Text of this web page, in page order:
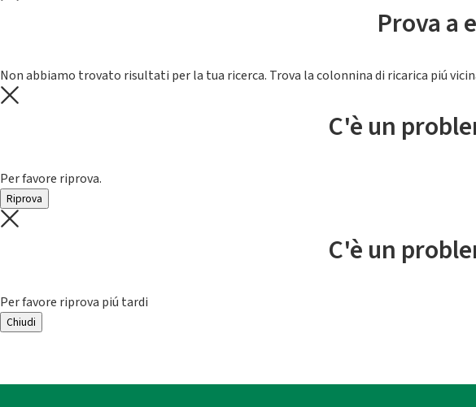
Prova a
Non abbiamo trovato risultati per la tua ricerca. Trova la colonnina di ricarica piú
C'è un
Per favore riprova.
Riprova
C'è un
Per favore riprova piú tardi
Chiudi